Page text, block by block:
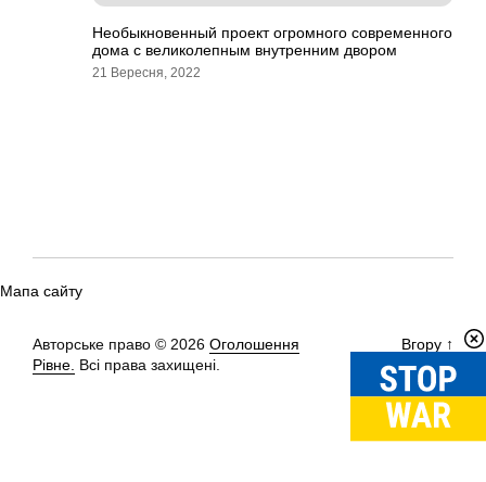
Необыкновенный проект огромного современного
дома с великолепным внутренним двором
21 Вересня, 2022
Мапа сайту
Авторське право © 2026 Оголошення
Рівне. Всі права захищені.
Вгору ↑